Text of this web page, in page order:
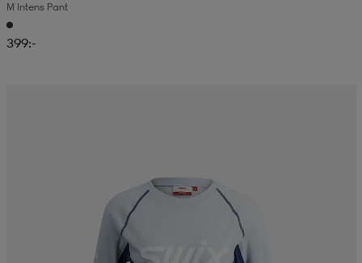
M Intens Pant
399:-